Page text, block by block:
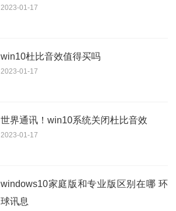
2023-01-17
win10杜比音效值得买吗
2023-01-17
世界通讯！win10系统关闭杜比音效
2023-01-17
windows10家庭版和专业版区别在哪 环
球讯息